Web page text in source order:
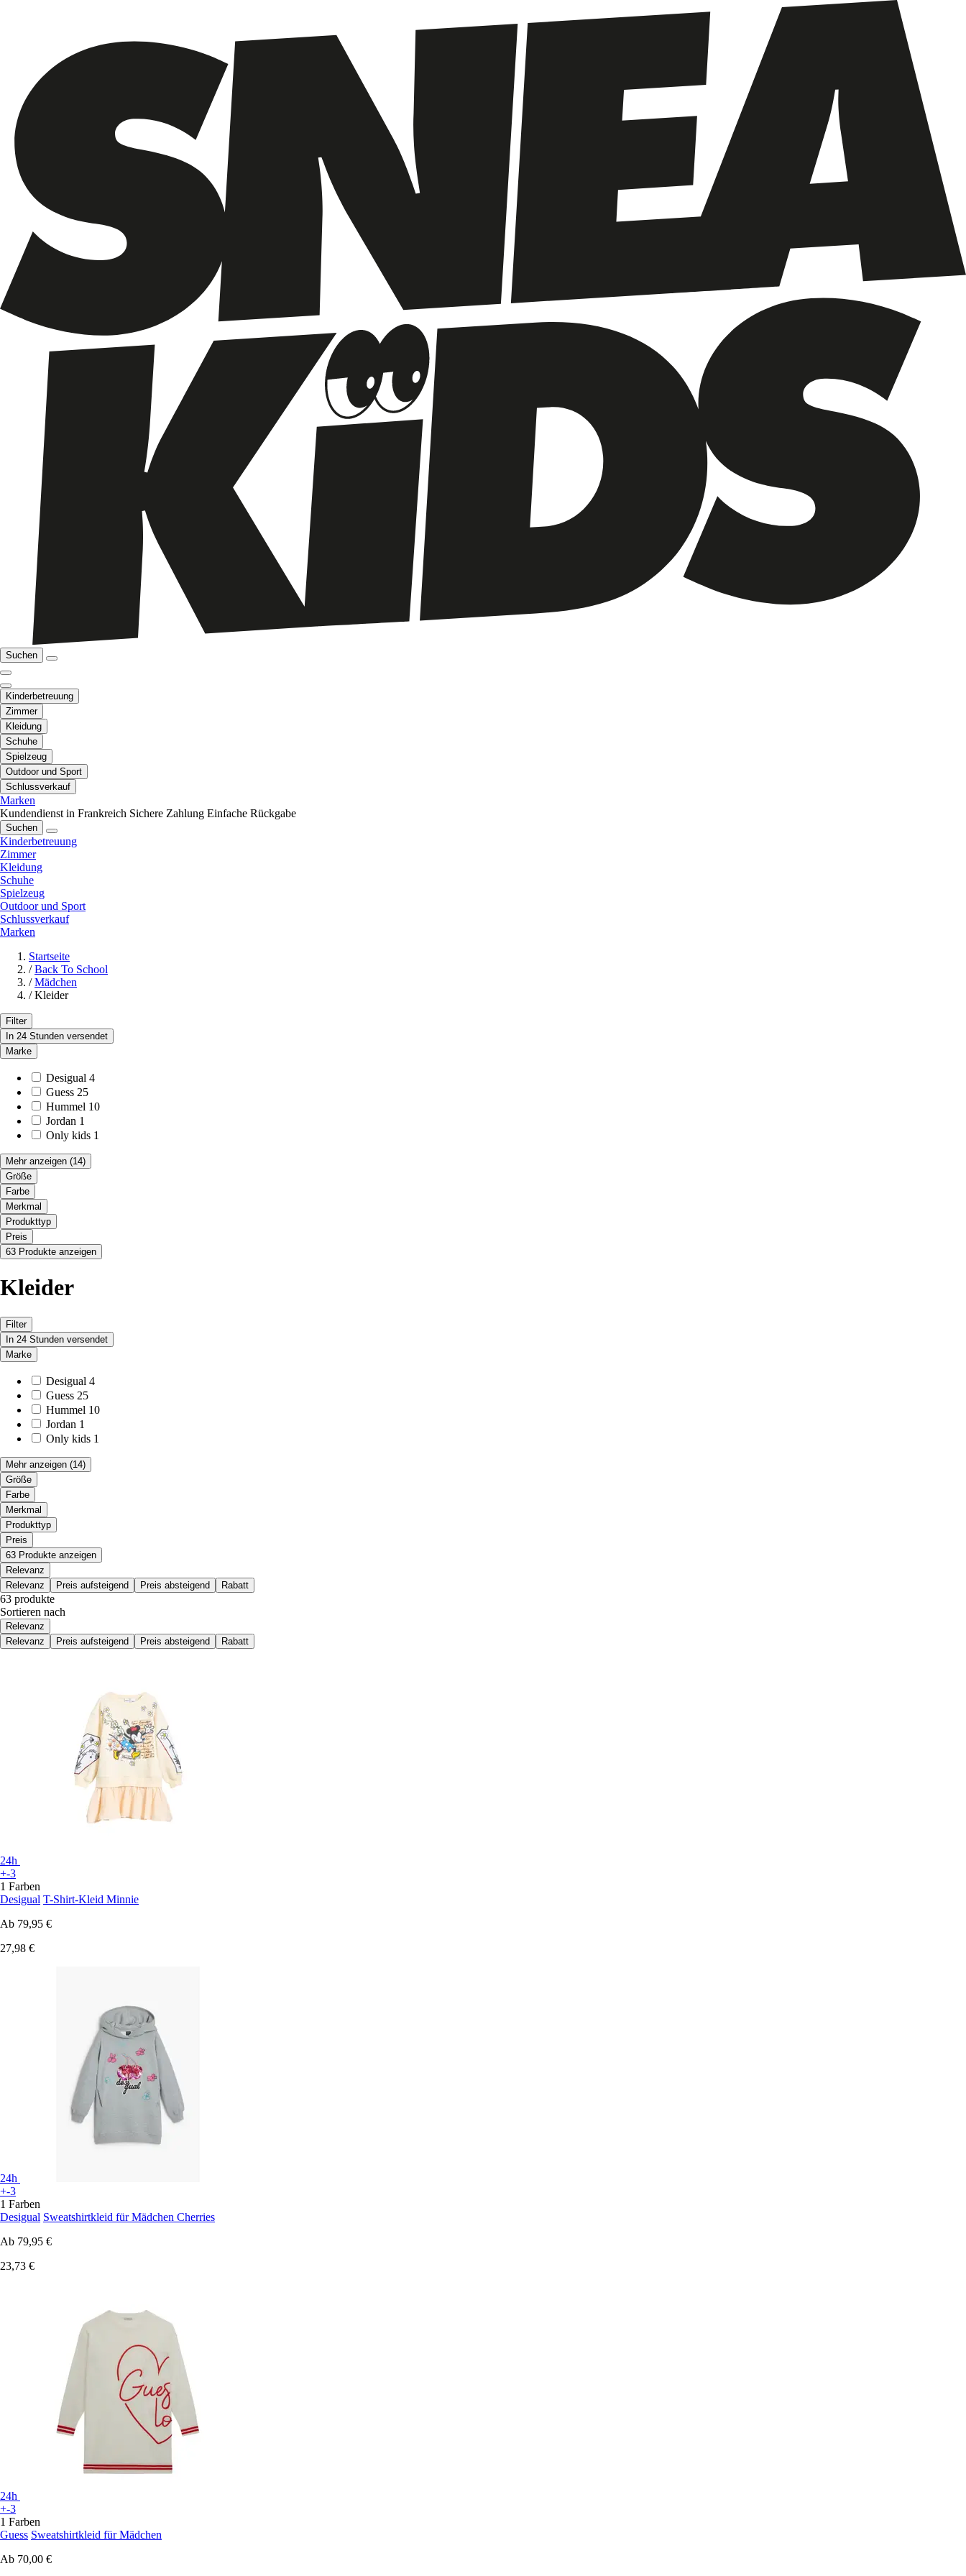
Suchen
Kinderbetreuung
Zimmer
Kleidung
Schuhe
Spielzeug
Outdoor und Sport
Schlussverkauf
Marken
Kundendienst in Frankreich Sichere Zahlung Einfache Rückgabe
Suchen
Kinderbetreuung
Zimmer
Kleidung
Schuhe
Spielzeug
Outdoor und Sport
Schlussverkauf
Marken
Startseite
/ Back To School
/ Mädchen
/ Kleider
Filter
In 24 Stunden versendet
Marke
Desigual 4
Guess 25
Hummel 10
Jordan 1
Only kids 1
Mehr anzeigen (14)
Größe
Farbe
Merkmal
Produkttyp
Preis
63 Produkte anzeigen
Kleider
Filter
In 24 Stunden versendet
Marke
Desigual 4
Guess 25
Hummel 10
Jordan 1
Only kids 1
Mehr anzeigen (14)
Größe
Farbe
Merkmal
Produkttyp
Preis
63 Produkte anzeigen
Relevanz
Relevanz
Preis aufsteigend Preis absteigend Rabatt
63 produkte
Sortieren nach
Relevanz
Relevanz
Preis aufsteigend Preis absteigend Rabatt
24h
+-3
1 Farben
Desigual T-Shirt-Kleid Minnie
Ab 79,95 €
27,98 €
24h
+-3
1 Farben
Desigual Sweatshirtkleid für Mädchen Cherries
Ab 79,95 €
23,73 €
24h
+-3
1 Farben
Guess Sweatshirtkleid für Mädchen
Ab 70,00 €